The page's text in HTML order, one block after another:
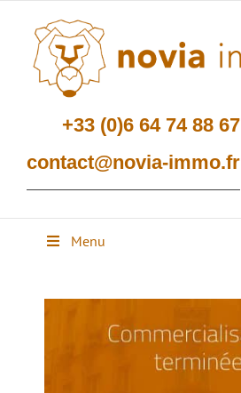
contenu
+33 (0)6 64 74 88 67
contact@novia-immo.fr
Menu